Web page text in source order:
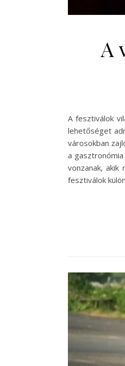
A
A fesztiválok
lehetőséget
városokban
a
vonzanak,
fesztiválok